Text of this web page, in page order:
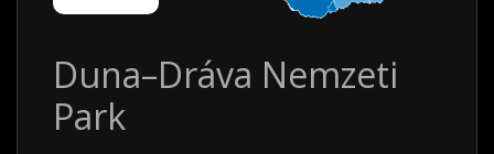
Duna–Dráva Nemzeti
Park